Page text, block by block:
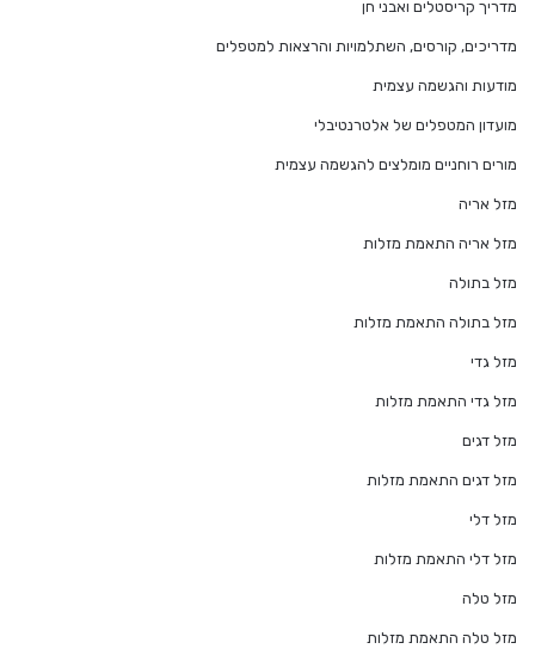
מדריך קריסטלים ואבני חן
מדריכים, קורסים, השתלמויות והרצאות למטפלים
מודעות והגשמה עצמית
מועדון המטפלים של אלטרנטיבלי
מורים רוחניים מומלצים להגשמה עצמית
מזל אריה
מזל אריה התאמת מזלות
מזל בתולה
מזל בתולה התאמת מזלות
מזל גדי
מזל גדי התאמת מזלות
מזל דגים
מזל דגים התאמת מזלות
מזל דלי
מזל דלי התאמת מזלות
מזל טלה
מזל טלה התאמת מזלות